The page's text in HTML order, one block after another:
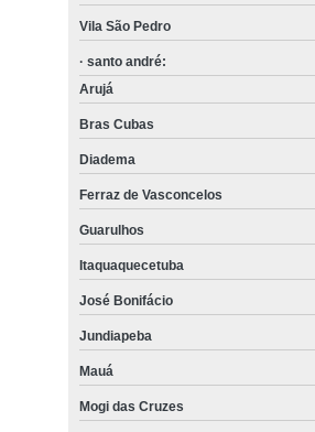
Vila São Pedro
· santo andré:
Arujá
Bras Cubas
Diadema
Ferraz de Vasconcelos
Guarulhos
Itaquaquecetuba
José Bonifácio
Jundiapeba
Mauá
Mogi das Cruzes